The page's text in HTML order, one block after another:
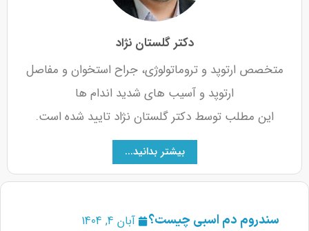
سندروم دم اسبی چیست؟ آبان 4, 1404
دکتر گلستان نژاد
متخصص ارتوپد و تروماتولوژی، جراح استخوان و مفاصل
ارتوپد و آسیب های شدید اندام ها
این مطلب توسط دکتر گلستان نژاد تایید شده است.
بیشتر بدانید...